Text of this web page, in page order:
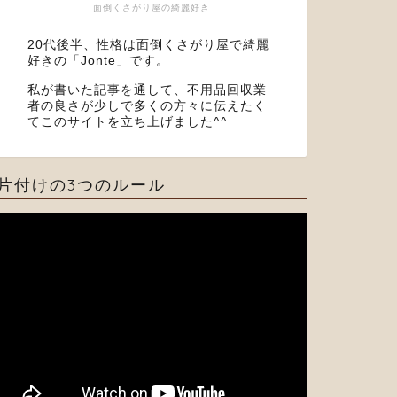
面倒くさがり屋の綺麗好き
20代後半、性格は面倒くさがり屋で綺麗
好きの「Jonte」です。
私が書いた記事を通して、不用品回収業
者の良さが少しで多くの方々に伝えたく
てこのサイトを立ち上げました^^
付けの3つのルール